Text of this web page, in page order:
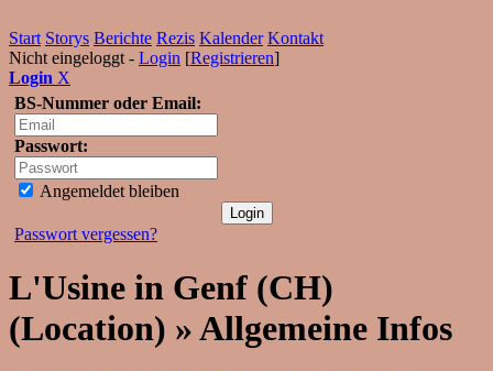
Start Storys Berichte Rezis Kalender Kontakt
Nicht eingeloggt - Login [Registrieren]
Login X
BS-Nummer oder Email:
Passwort:
Angemeldet bleiben
Passwort vergessen?
L'Usine in Genf (CH)
(Location) » Allgemeine Infos